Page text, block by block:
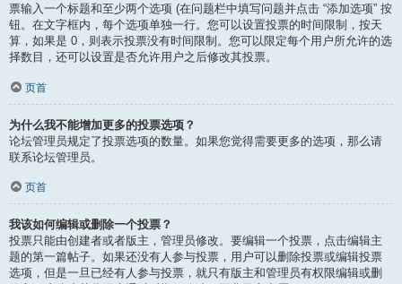
票输入一个标题和至少两个选项 (在问题栏中填写问题并点击 “添加选项” 按
钮。在文字框内，每个选项单独一行。您可以设置投票的时间限制，按天
算，如果是 0，则表示投票没有时间限制。您可以限定每个用户所允许的选
择数目，还可以设置是否允许用户之后修改其投票。
页首
为什么我不能增加更多的投票选项？
论坛管理员规定了投票选项的数量。如果您觉得需要更多的选项，那么请
联系论坛管理员。
页首
我该如何编辑或删除一个投票？
投票只能由创建者或者版主，管理员修改。要编辑一个投票，点击编辑主
题的第一篇帖子。如果还没有人参与投票，用户可以删除投票或编辑投票
选项，但是一旦已经有人参与投票，就只有版主和管理员有权限编辑或删